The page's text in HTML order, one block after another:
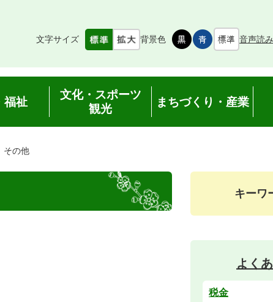
文字サイズ 背景色 音声読
福祉
文化・スポーツ
観光
まちづくり・産業
その他
キーワ
よく
税金